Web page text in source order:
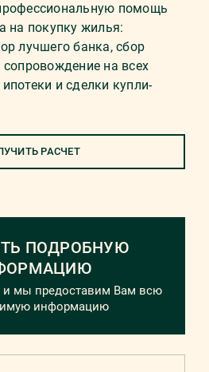
помощь
на покупку жилья:
лучшего банка, сбор
на всех
и сделки купли-
РАСЧЕТ
ПОДРОБНУЮ
и мы предоставим Вам всю
информацию